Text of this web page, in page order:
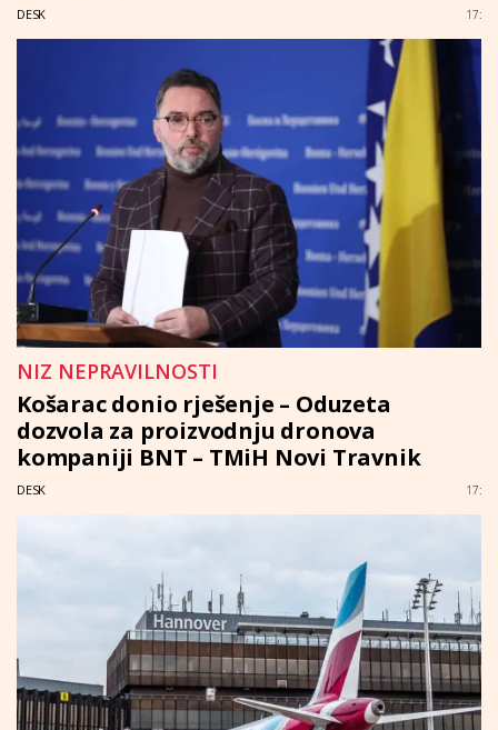
DESK 17:
NIZ NEPRAVILNOSTI
Košarac donio rješenje – Oduzeta
dozvola za proizvodnju dronova
kompaniji BNT – TMiH Novi Travnik
DESK 17: